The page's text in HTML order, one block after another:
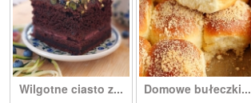
Wilgotne ciasto z... Domowe bułeczki...